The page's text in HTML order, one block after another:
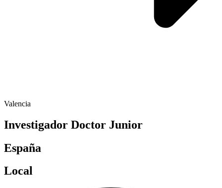
Valencia
Investigador Doctor Junior
España
Local